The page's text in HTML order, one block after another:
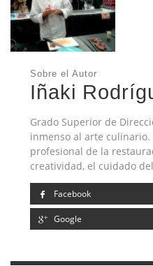
Sobre el Autor
Iñaki
Grado Superior de
inmenso al arte culinario.
profesional de la
creatividad, el cuidado
Facebook
Google